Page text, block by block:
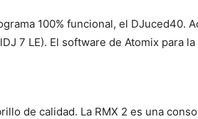
100% funcional, el DJuced40.
7 LE). El software de Atomix para
de calidad. La RMX 2 es una